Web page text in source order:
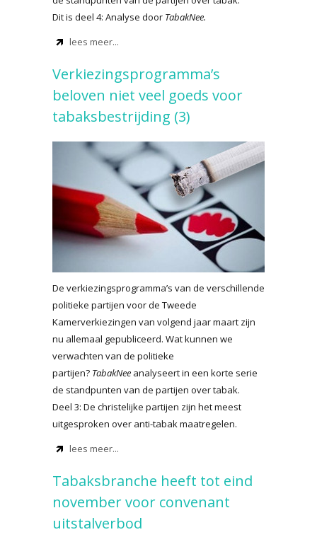
Dit is deel 4: Analyse door TabakNee.
lees meer...
Verkiezingsprogramma’s
beloven niet veel goeds voor
tabaksbestrijding (3)
De verkiezingsprogramma’s van de verschillende
politieke partijen voor de Tweede
Kamerverkiezingen van volgend jaar maart zijn
nu allemaal gepubliceerd. Wat kunnen we
verwachten van de politieke
partijen? TabakNee analyseert in een korte serie
de standpunten van de partijen over tabak.
Deel 3: De christelijke partijen zijn het meest
uitgesproken over anti-tabak maatregelen.
lees meer...
Tabaksbranche heeft tot eind
november voor convenant
uitstalverbod